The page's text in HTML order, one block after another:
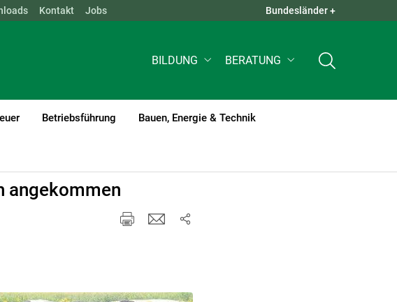
QUICK LINKS +
Kontakt Jobs Bundesländer +
BILDUNG BERATUNG
Betriebsführung Bauen, Energie & Technik
angekommen